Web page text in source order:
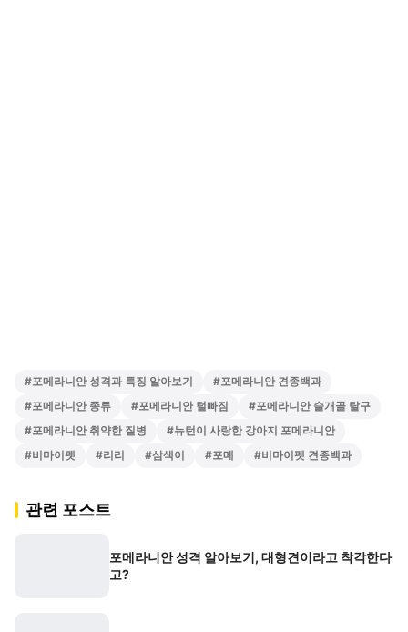
#포메라니안 성격과 특징 알아보기 #포메라니안 견종백과
#포메라니안 종류 #포메라니안 털빠짐 #포메라니안 슬개골 탈구
#포메라니안 취약한 질병 #뉴턴이 사랑한 강아지 포메라니안
#비마이펫 #리리 #삼색이 #포메 #비마이펫 견종백과
관련 포스트
포메라니안 성격 알아보기, 대형견이라고 착각한다
고?